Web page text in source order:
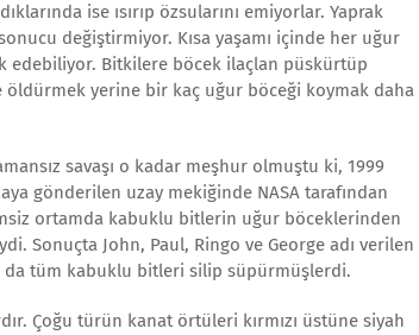
ise ısırıp özsularını emiyorlar. Yaprak
değiştirmiyor. Kısa yaşamı içinde her uğur
edebiliyor. Bitkilere böcek ilaçlan püskürtüp
öldürmek yerine bir kaç uğur böceği koymak daha
savaşı o kadar meşhur olmuştu ki, 1999
gönderilen uzay mekiğinde NASA tarafından
ortamda kabuklu bitlerin uğur böceklerinden
Sonuçta John, Paul, Ringo ve George adı verilen
tüm kabuklu bitleri silip süpürmüşlerdi.
Çoğu türün kanat örtüleri kırmızı üstüne siyah